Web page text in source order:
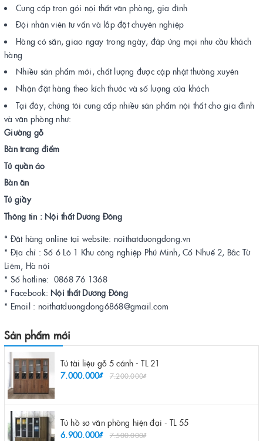
Cung cấp trọn gói nội thất văn phòng, gia đình
Đội nhân viên tư vấn và lắp đặt chuyên nghiệp
Hàng có sẵn, giao ngay trong ngày, đáp ứng mọi nhu cầu khách
hàng
Nhiều sản phẩm mới, chất lượng được cập nhật thường xuyên
Nhận đặt hàng theo kích thước và số lượng của khách
Tại đây, chúng tôi cung cấp nhiều sản phẩm nội thất cho gia đình
và văn phòng như:
Giường gỗ
Bàn trang điểm
Tủ quần áo
Bàn ăn
Tủ giầy
Thông tin : Nội thất Dương Đông
* Đặt hàng online tại website: noithatduongdong.vn
* Địa chỉ : Số 6 Lô 1 Khu công nghiệp Phú Minh, Cổ Nhuế 2, Bắc Từ
Liêm, Hà nội
* Số hotline: 0868 76 1368
* Facebook: Nội thất Dương Đông
* Email : noithatduongdong6868@gmail.com
Sản phẩm mới
Tủ tài liệu gỗ 5 cánh - TL 21
7.000.000₫
7.200.000₫
Tủ hồ sơ văn phòng hiện đại - TL 55
6.900.000₫
7.500.000₫